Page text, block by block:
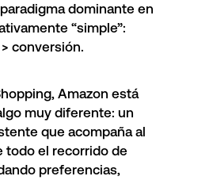
dominante en
“simple”:
conversión.
Amazon está
muy diferente: un
que acompaña al
todo el recorrido de
preferencias,